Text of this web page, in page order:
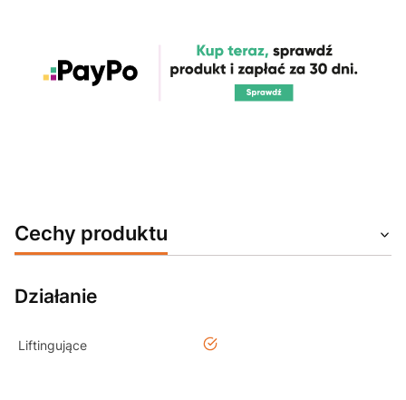
Cechy produktu
Działanie
Liftingujące tak